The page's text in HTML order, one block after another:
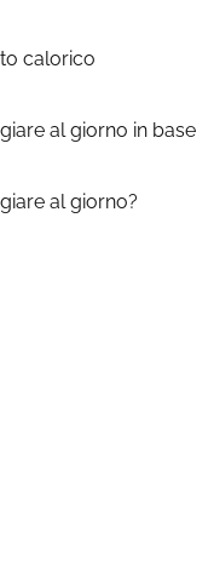
calorico
al giorno in base
al giorno?